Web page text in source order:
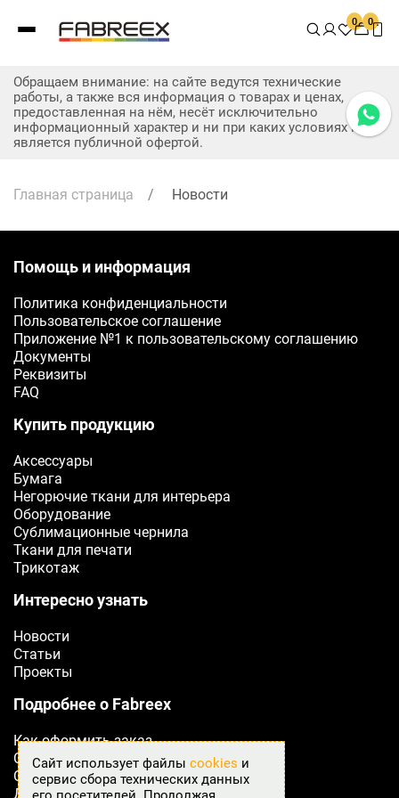
0 0
Обращаем внимание: на сайте ведутся технические
работы, а также вся информация о товарах и ценах,
предоставленная на нём, несёт исключительно
информационный характер и ни при каких условиях не
является публичной офертой.
Главная страница / Новости
Заявка на бесплатные образцы
ФИО
Телефон
Ваш телефон
E-mail
Ваш e-mail
Помощь и информация
Политика конфиденциальности
Пользовательское соглашение
Приложение №1 к пользовательскому соглашению
Документы
Реквизиты
FAQ
Купить продукцию
Аксессуары
Бумага
Негорючие ткани для интерьера
Оборудование
Сублимационные чернила
Ткани для печати
Трикотаж
Интересно узнать
Новости
Статьи
Проекты
Подробнее о Fabreex
Как оформить заказ
Сертификаты
Оплата
Доставка
Сайт использует файлы cookies и
сервис сбора технических данных